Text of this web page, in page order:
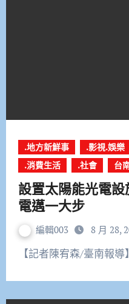
.地方新鮮事 .影視.娛樂
.消費生活
.社會 台
設置太陽能光電設施 南市議會向綠
電邁一大步
編輯003 8 月 28,
【記者陳宥森/臺南